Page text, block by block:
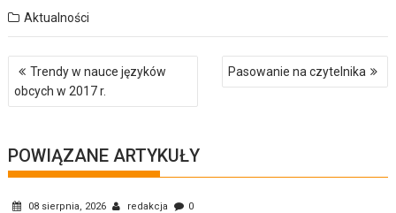
Aktualności
Nawigacja
wpisu
Trendy w nauce języków
obcych w 2017 r.
Pasowanie na czytelnika
POWIĄZANE ARTYKUŁY
08 sierpnia, 2026 redakcja 0